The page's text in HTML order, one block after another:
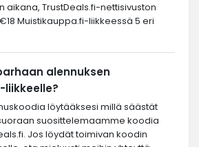
aikana, TrustDeals.fi-nettisivuston
Muistikauppa.fi-liikkeessä 5 eri
alennuksen
löytääksesi millä säästät
suosittelemaamme koodia
Jos löydät toimivan koodin